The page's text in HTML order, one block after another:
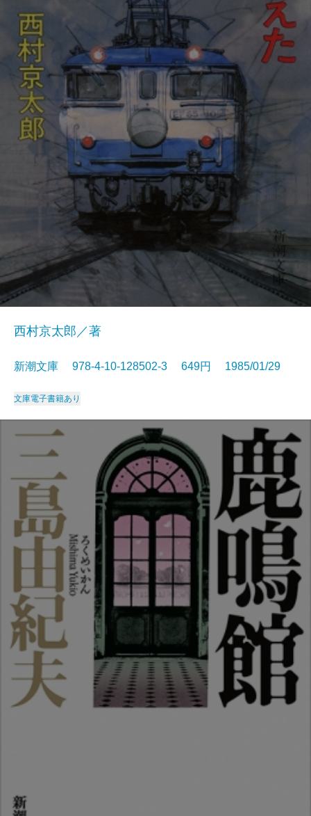
西村京太郎／著
新潮文庫 978-4-10-128502-3 649円 1985/01/29
文庫電子書籍あり